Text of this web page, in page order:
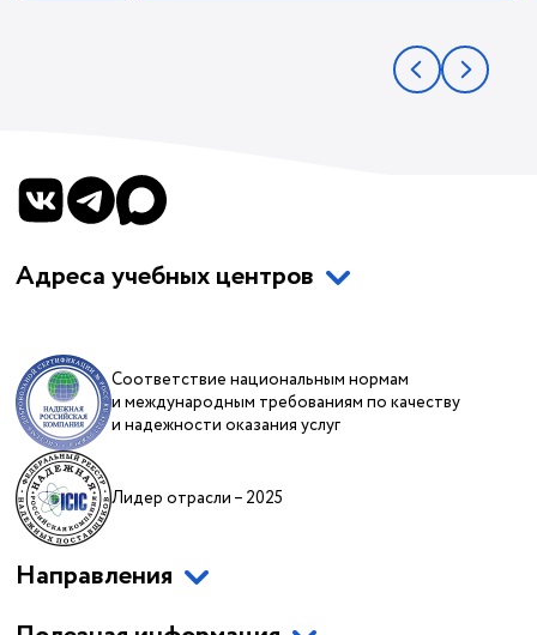
Адреса учебных центров
Соответствие национальным нормам
и международным требованиям по качеству
и надежности оказания услуг
Лидер отрасли – 2025
Направления